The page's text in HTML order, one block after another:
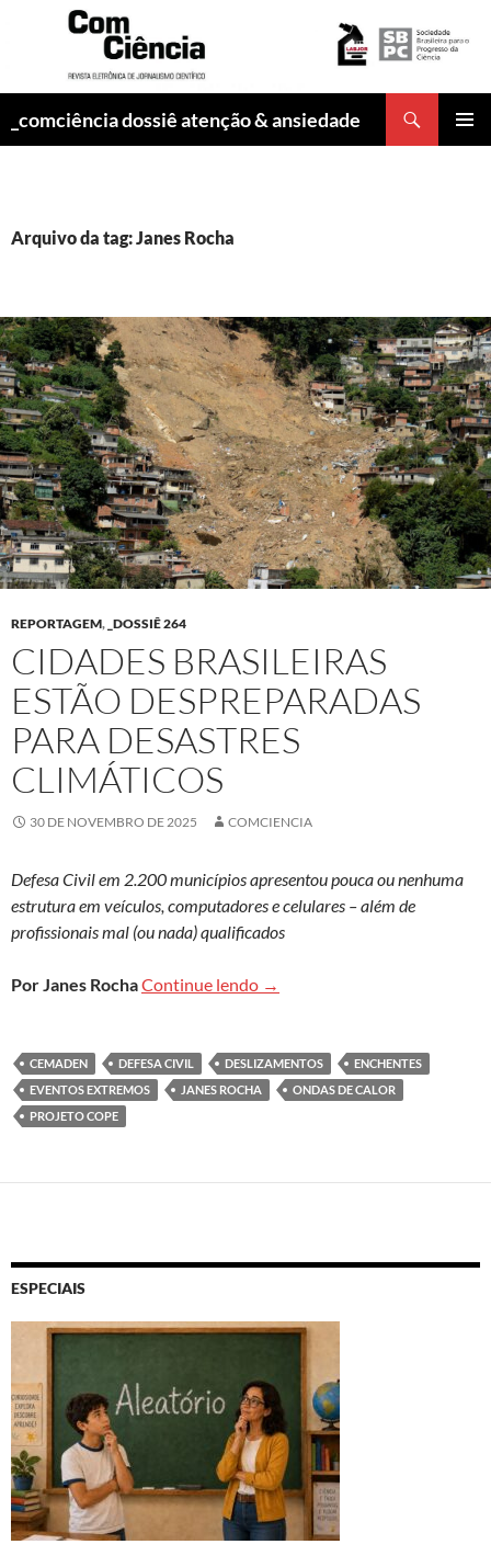
_comciência dossiê atenção & ansiedade
Arquivo da tag: Janes Rocha
REPORTAGEM, _DOSSIÊ 264
CIDADES BRASILEIRAS
ESTÃO DESPREPARADAS
PARA DESASTRES
CLIMÁTICOS
30 DE NOVEMBRO DE 2025 COMCIENCIA
Defesa Civil em 2.200 municípios apresentou pouca ou nenhuma
estrutura em veículos, computadores e celulares – além de
profissionais mal (ou nada) qualificados
Por Janes RochaContinue lendo Cidades brasileiras estão
→
CEMADEN DEFESA CIVIL DESLIZAMENTOS
ENCHENTES
EVENTOS EXTREMOS
JANES ROCHA
ONDAS DE CALOR
PROJETO COPE
ESPECIAIS